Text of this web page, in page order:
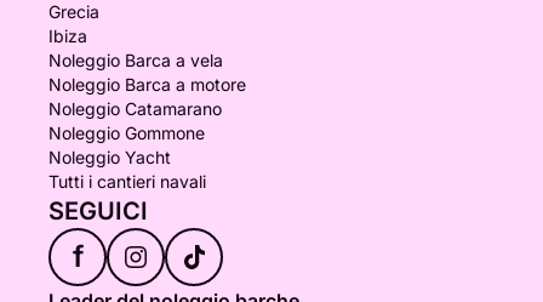
Grecia
Ibiza
Noleggio Barca a vela
Noleggio Barca a motore
Noleggio Catamarano
Noleggio Gommone
Noleggio Yacht
Tutti i cantieri navali
SEGUICI
f